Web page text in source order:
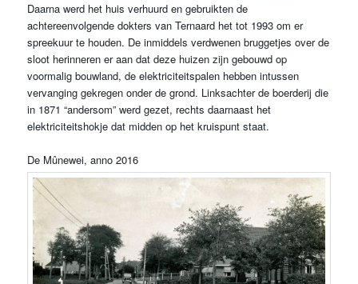
Daarna werd het huis verhuurd en gebruikten de
achtereenvolgende dokters van Ternaard het tot 1993 om er
spreekuur te houden. De inmiddels verdwenen bruggetjes over de
sloot herinneren er aan dat deze huizen zijn gebouwd op
voormalig bouwland, de elektriciteitspalen hebben intussen
vervanging gekregen onder de grond. Linksachter de boerderij die
in 1871 “andersom” werd gezet, rechts daarnaast het
elektriciteitshokje dat midden op het kruispunt staat.
De Mûnewei, anno 2016